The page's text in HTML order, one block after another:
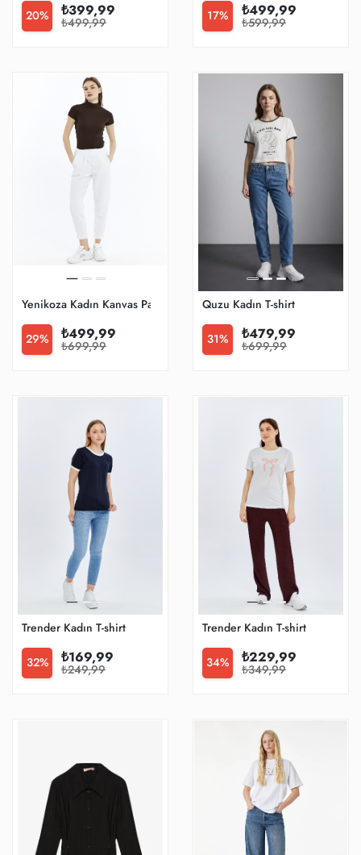
20% ₺399,99
₺499,99 17% ₺499,99
₺599,99
Yenikoza Kadın Kanvas Pantolon
29% ₺499,99
₺699,99
Quzu Kadın T-shirt
31% ₺479,99
₺699,99
Trender Kadın T-shirt
32% ₺169,99
₺249,99
Trender Kadın T-shirt
34% ₺229,99
₺349,99